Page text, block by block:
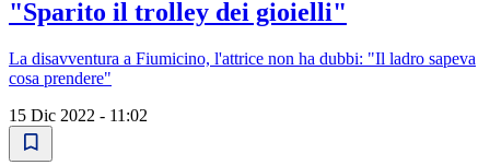
"Sparito il trolley dei gioielli"
La disavventura a Fiumicino, l'attrice non ha dubbi: "Il ladro sapeva
cosa prendere"
15 Dic 2022 - 11:02